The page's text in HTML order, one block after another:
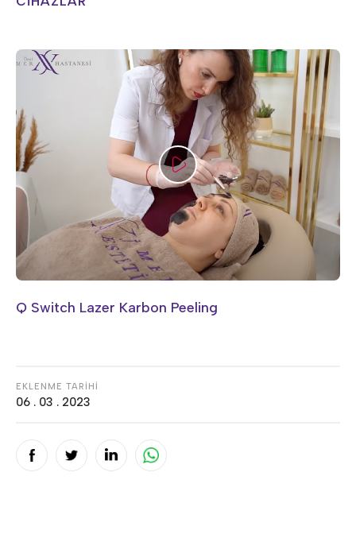
Q Switch Lazer Karbon Peeling
EKLENME TARİHİ
06 . 03 . 2023